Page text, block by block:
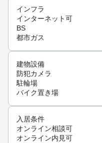
インフラ
インターネット可
BS
都市ガス
建物設備
防犯カメラ
駐輪場
バイク置き場
入居条件
オンライン相談可
オンライン内見可